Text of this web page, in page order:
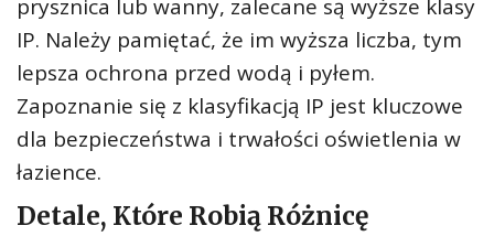
prysznica lub wanny, zalecane są wyższe klasy
IP. Należy pamiętać, że im wyższa liczba, tym
lepsza ochrona przed wodą i pyłem.
Zapoznanie się z klasyfikacją IP jest kluczowe
dla bezpieczeństwa i trwałości oświetlenia w
łazience.
Detale, Które Robią Różnicę